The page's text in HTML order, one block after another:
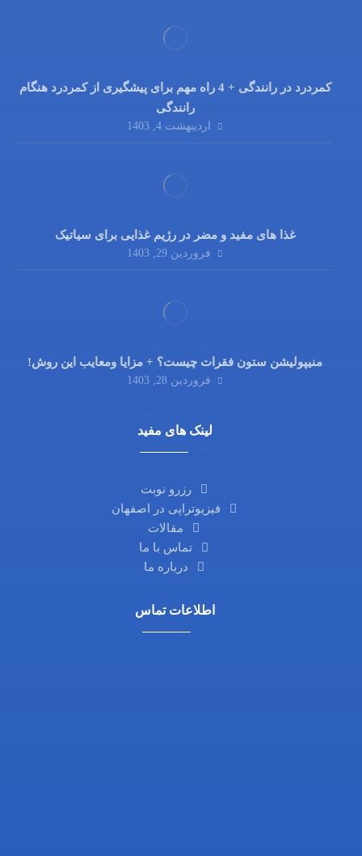
کمردرد در رانندگی + 4 راه مهم برای پیشگیری از کمردرد هنگام
رانندگی
اردیبهشت 4, 1403
غذا های مفید و مضر در رژیم غذایی برای سیاتیک
فروردین 29, 1403
منیپولیشن ستون فقرات چیست؟ + مزایا ومعایب این روش!
فروردین 28, 1403
لینک های مفید
رزرو نوبت
فیزیوتراپی در اصفهان
مقالات
تماس با ما
درباره ما
اطلاعات تماس